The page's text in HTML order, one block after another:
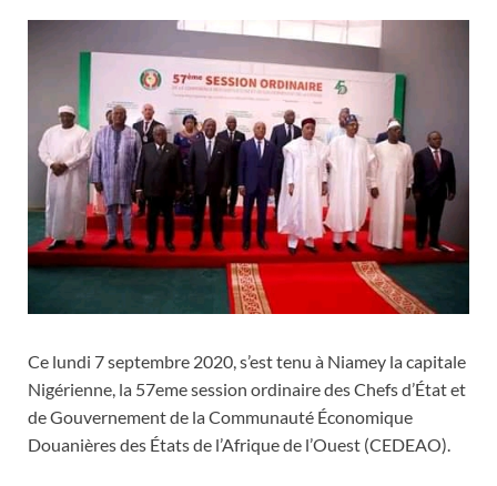
Ce lundi 7 septembre 2020, s’est tenu à Niamey la capitale
Nigérienne, la 57eme session ordinaire des Chefs d’État et
de Gouvernement de la Communauté Économique
Douanières des États de l’Afrique de l’Ouest (CEDEAO).